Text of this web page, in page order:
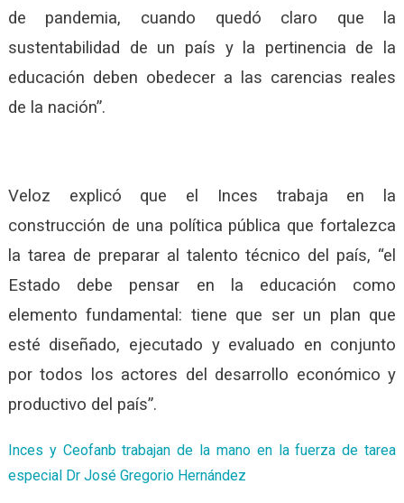
de pandemia, cuando quedó claro que la
sustentabilidad de un país y la pertinencia de la
educación deben obedecer a las carencias reales
de la nación”.
Veloz explicó que el Inces trabaja en la
construcción de una política pública que fortalezca
la tarea de preparar al talento técnico del país, “el
Estado debe pensar en la educación como
elemento fundamental: tiene que ser un plan que
esté diseñado, ejecutado y evaluado en conjunto
por todos los actores del desarrollo económico y
productivo del país”.
Inces y Ceofanb trabajan de la mano en la fuerza de tarea
especial Dr José Gregorio Hernández